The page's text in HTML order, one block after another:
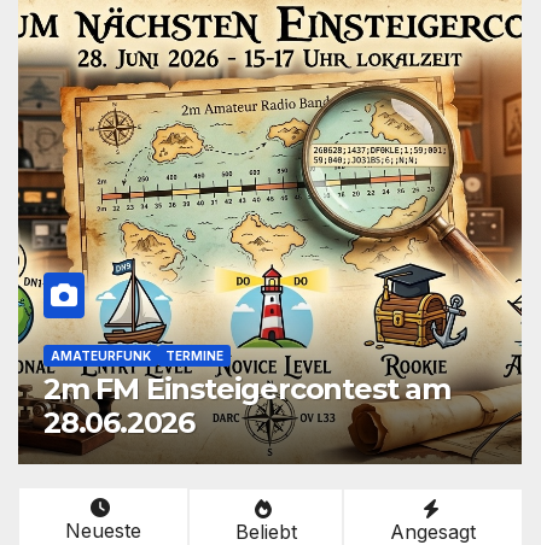
13 DX NEWS AMATEURFUNK CB-FUNK FIELDDAY
13 DX Songs & 13 DX Fieldday
Funksprüche zum Download
Neueste Beliebt Angesagt